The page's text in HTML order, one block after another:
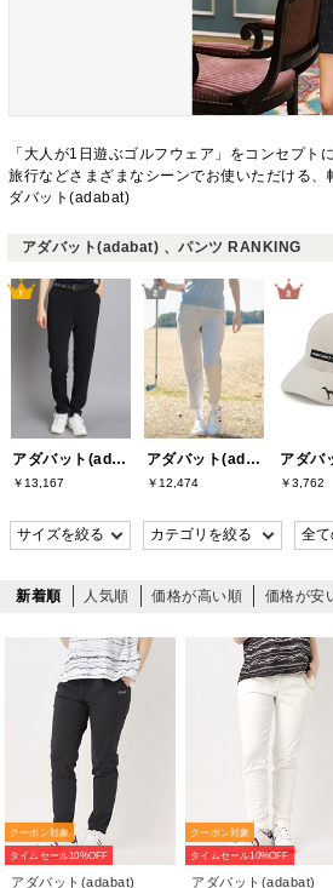
「大人が1日遊ぶゴルフウェア」をコンセプト
旅行などさまざまなシーンでお使いただける、
ダバット(adabat)
アダバット(adabat) 、パンツ RANKING
アダバット(adabat)
￥13,167
アダバット(adabat)
￥12,474 ￥3,762
新着順 人気順 価格が高い順 価格が安
クーポン対象
タイムセール10%OFF
アダバット(adabat)
クーポン対象
タイムセール10%OFF
アダバット(adabat)